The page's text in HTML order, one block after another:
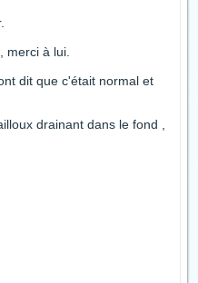
merci à lui.
dit que c'était normal et
drainant dans le fond ,